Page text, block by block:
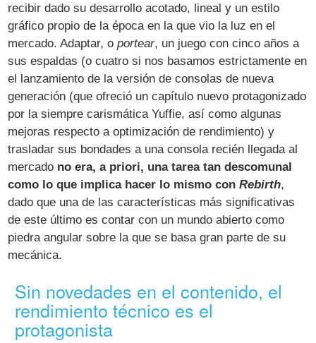
recibir dado su desarrollo acotado, lineal y un estilo
gráfico propio de la época en la que vio la luz en el
mercado. Adaptar, oportear, un juego con cinco años a
sus espaldas (o cuatro si nos basamos estrictamente en
el lanzamiento de la versión de consolas de nueva
generación (que ofreció un capítulo nuevo protagonizado
por la siempre carismática Yuffie, así como algunas
mejoras respecto a optimización de rendimiento) y
trasladar sus bondades a una consola recién llegada al
mercado no era, a priori, una tarea tan descomunal
como lo que implica hacer lo mismo conRebirth,
dado que una de las características más significativas
de este último es contar con un mundo abierto como
piedra angular sobre la que se basa gran parte de su
mecánica.
Sin novedades en el contenido, el
rendimiento técnico es el
protagonista